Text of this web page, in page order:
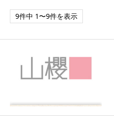
9件中 1〜9件を表示